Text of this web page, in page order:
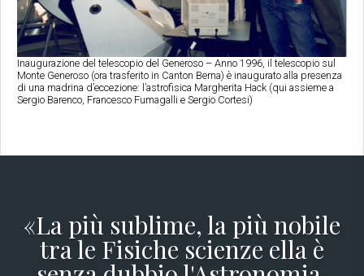
Inaugurazione del telescopio del Generoso – Anno 1996, il telescopio sul
Monte Generoso (ora trasferito in Canton Berna) è inaugurato alla presenza
di una madrina d’eccezione: l’astrofisica Margherita Hack (qui assieme a
Sergio Barenco, Francesco Fumagalli e Sergio Cortesi)
«La più sublime, la più nobile
tra le Fisiche scienze ella è